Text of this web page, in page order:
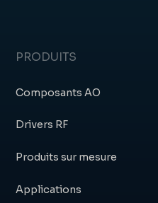
PRODUITS
Composants AO
Drivers RF
Produits sur mesure
Applications